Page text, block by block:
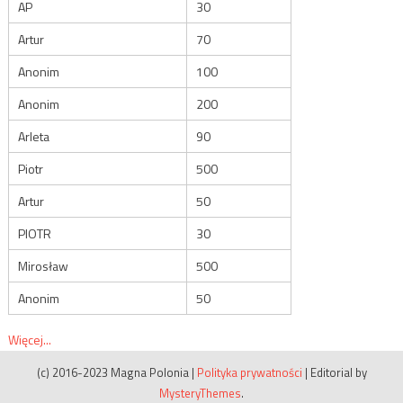
AP
30
Artur
70
Anonim
100
Anonim
200
Arleta
90
Piotr
500
Artur
50
PIOTR
30
Mirosław
500
Anonim
50
Więcej...
(c) 2016-2023 Magna Polonia | Polityka prywatności | Editorial by
MysteryThemes.